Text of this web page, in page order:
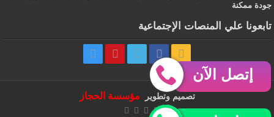
جودة ممكنة
تابعونا علي المنصات الإجتماعية
تصميم وتطوير ‏ مؤسسة الحجاز
إتصل الآن